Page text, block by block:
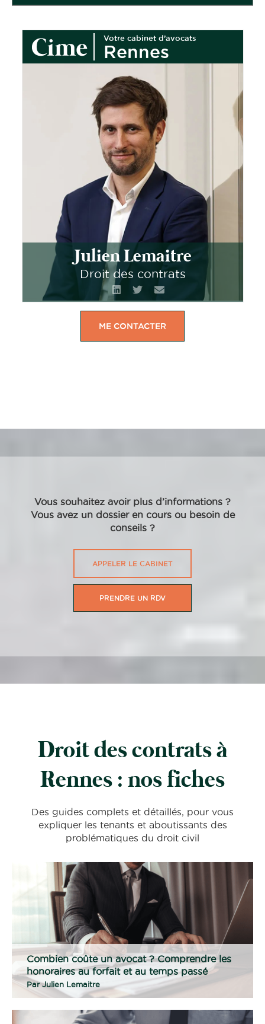
Votre cabinet d’avocats
Rennes
Julien Lemaitre
Droit des contrats
ME CONTACTER
Vous souhaitez avoir plus d’informations ?
Vous avez un dossier en cours ou besoin de
conseils ?
APPELER LE CABINET
PRENDRE UN RDV
Droit des contrats à
Rennes : nos fiches
Des guides complets et détaillés, pour vous
expliquer les tenants et aboutissants des
problématiques du droit civil
Combien coûte un avocat ? Comprendre les
honoraires au forfait et au temps passé
ParJulien Lemaitre